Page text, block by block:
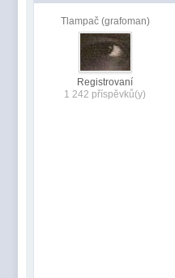
Tlampač (grafoman)
Registrovaní
1 242 příspěvků(y)